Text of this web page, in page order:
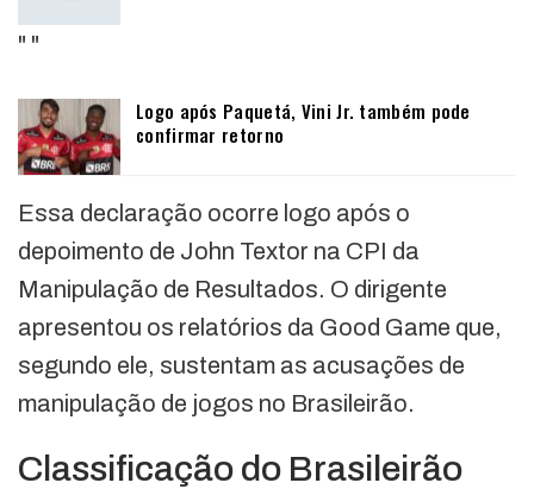
" "
Logo após Paquetá, Vini Jr. também pode
confirmar retorno
Essa declaração ocorre logo após o
depoimento de John Textor na CPI da
Manipulação de Resultados. O dirigente
apresentou os relatórios da Good Game que,
segundo ele, sustentam as acusações de
manipulação de jogos no Brasileirão.
Classificação do Brasileirão